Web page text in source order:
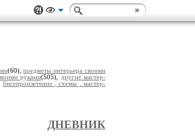
(60),предметы интерьера своими
руками(505),
другие мастер-
бисепроплетение , схемы , мастер-
ДНЕВНИК